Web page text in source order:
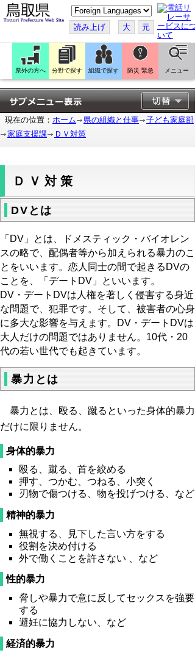
こ
の
ペ
ー
ジ
翻
訳
す
る
読み上げ 大 元
県外の方へ 分野で探す 組織で探す 防災 緊急 メニュー
現在の位置： ホーム 県の組織と仕事
子ども家庭部
家庭支援課
ＤＶ対策
ＤＶ対策
DVとは
「DV」とは、ドメスティック・バイオレン
スの略で、配偶者等から加えられる暴力のこ
とをいいます。恋人同士の間で起きるDVの
ことを、「デートDV」といいます。
DV・デートDVは人権を著しく侵害する身近
な問題で、犯罪です。そして、被害者の心身
に多大な影響を与えます。DV・デートDVは
大人だけの問題ではありません。10代・20
代の若い世代でも起きています。
暴力とは
暴力とは、殴る、蹴るといった身体的暴力
だけに限りません。
身体的暴力
殴る、蹴る、首を絞める
押す、つかむ、つねる、小突く
刃物で傷つける、物を投げつける、など
精神的暴力
無視する、見下した言い方をする
役割を決め付ける
外で働くことを許さない 、など
性的暴力
脅しや暴力で意に反してセックスを強要
する
避妊に協力しない、など
経済的暴力